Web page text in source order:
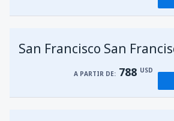
San Francisco San
A PARTIR DE: 788 USD